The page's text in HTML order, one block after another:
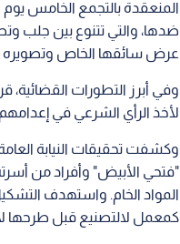
ضدها، والتي تتنوع بين جلب
عرض سائقها الخاص وتصويره
لأخذ الرأي الشرعي في إعدامهم،
وكشفت تحقيقات النيابة
"فتحي الأبيض" وأفراد من
المواد الخام. واستهدف
كمعمل لالتصنيع قبل طرحها